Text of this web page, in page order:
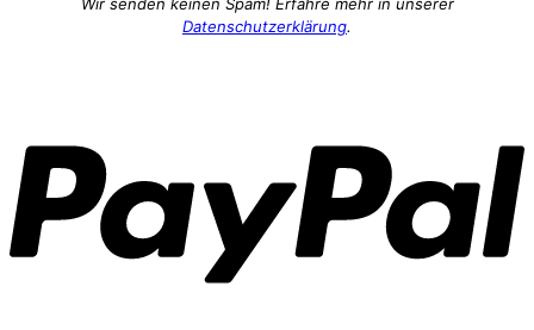
Datenschutzerklärung.